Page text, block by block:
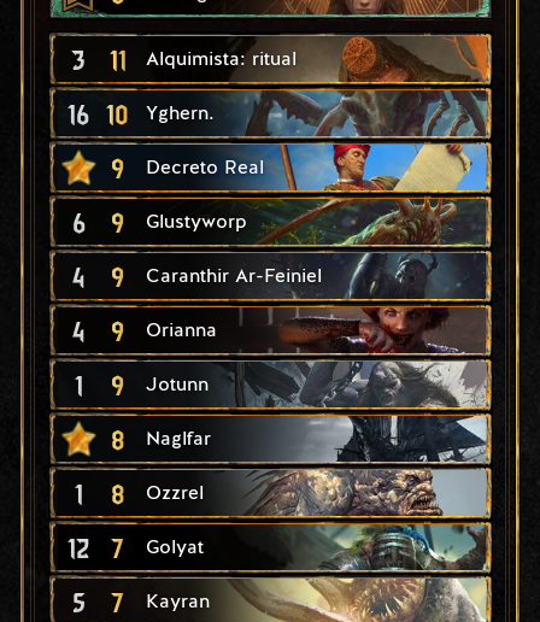
3 11 Alquimista: ritual
16 10 Yghern.
9 Decreto Real
6 9 Glustyworp
4 9 Caranthir Ar-Feiniel
4 9 Orianna
1 9 Jotunn
8 Naglfar
1 8 Ozzrel
12 7 Golyat
5 7 Kayran